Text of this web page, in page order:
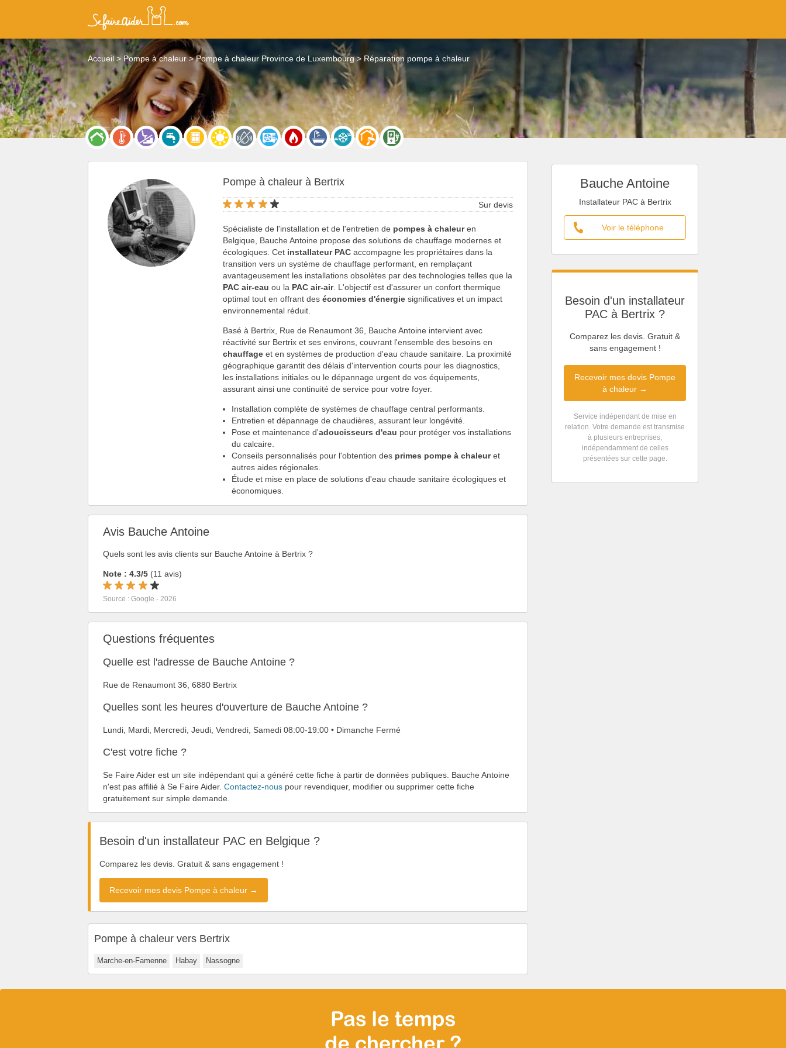
Accueil Pompe à chaleur Pompe à chaleur Province de Luxembourg Réparation pompe à chaleur
Bauche Antoine
Installateur PAC à Bertrix
Voir le téléphone
Besoin d'un installateur
PAC à Bertrix ?
Comparez les devis. Gratuit &
sans engagement !
Recevoir mes devis Pompe
à chaleur →
Service indépendant de mise en
relation. Votre demande est transmise
à plusieurs entreprises,
indépendamment de celles
présentées sur cette page.
Pompe à chaleur à Bertrix
Sur devis
Spécialiste de l'installation et de l'entretien de pompes à chaleuren
Belgique, Bauche Antoine propose des solutions de chauffage modernes et
écologiques. Cet installateur PAC accompagne les propriétaires dans la
transition vers un système de chauffage performant, en remplaçant
avantageusement les installations obsolètes par des technologies telles que la
PAC air-eau ou la PAC air-air. L'objectif est d'assurer un confort thermique
optimal tout en offrant deséconomies d'énergie significatives et un impact
environnemental réduit.
Basé à Bertrix, Rue de Renaumont 36, Bauche Antoine intervient avec
réactivité sur Bertrix et ses environs, couvrant l'ensemble des besoins en
chauffage et en systèmes de production d'eau chaude sanitaire. La proximité
géographique garantit des délais d'intervention courts pour les diagnostics,
les installations initiales ou le dépannage urgent de vos équipements,
assurant ainsi une continuité de service pour votre foyer.
Installation complète de systèmes de chauffage central performants.
Entretien et dépannage de chaudières, assurant leur longévité.
Pose et maintenance d'adoucisseurs d'eau pour protéger vos installations
du calcaire.
Conseils personnalisés pour l'obtention des primes pompe à chaleuret
autres aides régionales.
Étude et mise en place de solutions d'eau chaude sanitaire écologiques et
économiques.
Avis Bauche Antoine
Quels sont les avis clients sur Bauche Antoine à Bertrix ?
Note : 4.3/5 (11 avis)
Source : Google - 2026
Questions fréquentes
Quelle est l'adresse de Bauche Antoine ?
Rue de Renaumont 36, 6880 Bertrix
Quelles sont les heures d'ouverture de Bauche Antoine ?
Lundi, Mardi, Mercredi, Jeudi, Vendredi, Samedi 08:00-19:00 • Dimanche Fermé
C'est votre fiche ?
Se Faire Aider est un site indépendant qui a généré cette fiche à partir de données publiques. Bauche Antoine
n'est pas affilié à Se Faire Aider. Contactez-nous pour revendiquer, modifier ou supprimer cette fiche
gratuitement sur simple demande.
Besoin d'un installateur PAC en Belgique ?
Comparez les devis. Gratuit & sans engagement !
Recevoir mes devis Pompe à chaleur →
Pompe à chaleur vers Bertrix
Marche-en-Famenne Habay Nassogne